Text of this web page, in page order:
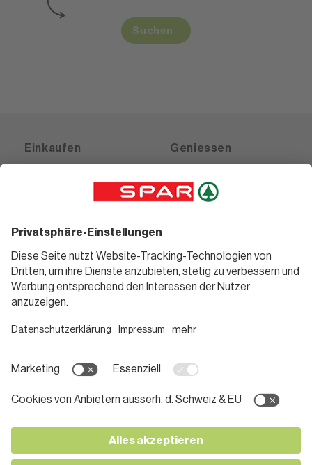
Suchen
Einkaufen
Gutscheine
Geniessen
Weinwelt
Bierwelt
Informieren
Teilnahmebedingungen
Pressemitteilungen
Karriere bei SPAR
Kontakt
Folge uns